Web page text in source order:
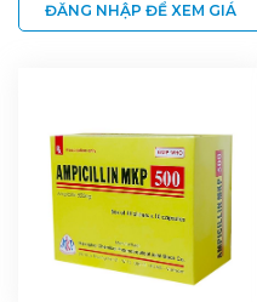
ĐĂNG NHẬP ĐỂ XEM GIÁ